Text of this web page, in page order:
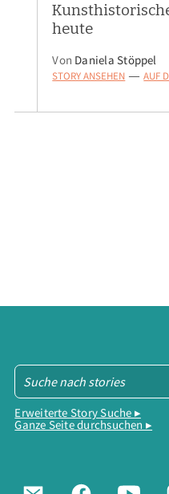
heute
Von Daniela Stöppel
STORY ANSEHEN — AUF
Erweiterte Story Suche ▸
Ganze Seite durchsuchen ▸